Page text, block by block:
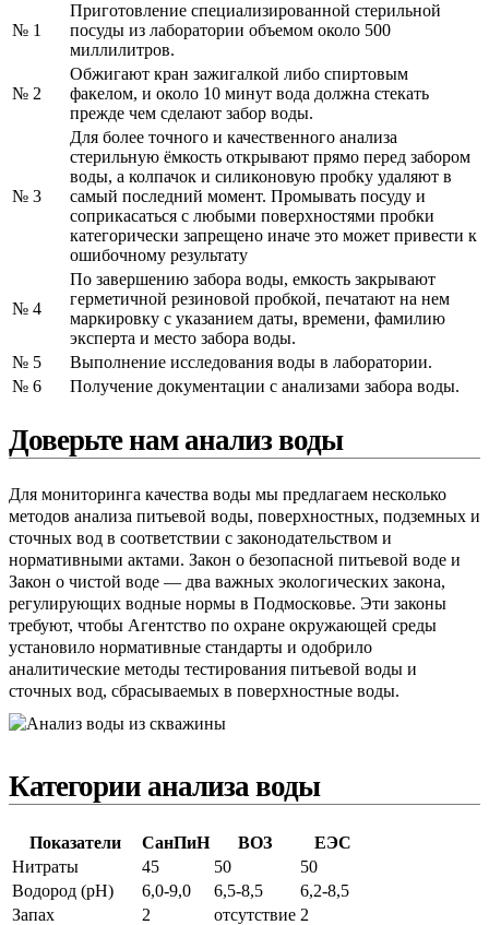
№ 1
Приготовление специализированной стерильной
посуды из лаборатории объемом около 500
миллилитров.
№ 2
Обжигают кран зажигалкой либо спиртовым
факелом, и около 10 минут вода должна стекать
прежде чем сделают забор воды.
№ 3
Для более точного и качественного анализа
стерильную ёмкость открывают прямо перед забором
воды, а колпачок и силиконовую пробку удаляют в
самый последний момент. Промывать посуду и
соприкасаться с любыми поверхностями пробки
категорически запрещено иначе это может привести к
ошибочному результату
№ 4
По завершению забора воды, емкость закрывают
герметичной резиновой пробкой, печатают на нем
маркировку с указанием даты, времени, фамилию
эксперта и место забора воды.
№ 5
Выполнение исследования воды в лаборатории.
№ 6
Получение документации с анализами забора воды.
Доверьте нам анализ воды
Для мониторинга качества воды мы предлагаем несколько
методов анализа питьевой воды, поверхностных, подземных и
сточных вод в соответствии с законодательством и
нормативными актами. Закон о безопасной питьевой воде и
Закон о чистой воде — два важных экологических закона,
регулирующих водные нормы в Подмосковье. Эти законы
требуют, чтобы Агентство по охране окружающей среды
установило нормативные стандарты и одобрило
аналитические методы тестирования питьевой воды и
сточных вод, сбрасываемых в поверхностные воды.
Категории анализа воды
Показатели СанПиН ВОЗ
ЕЭС
Нитраты
45 50
50
Водород (pH)
6,0-9,0 6,5-8,5
6,2-8,5
Запах
2 отсутствие 2